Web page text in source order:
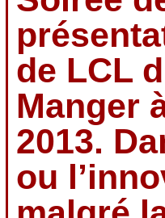
de LCL
Manger
2013.
ou